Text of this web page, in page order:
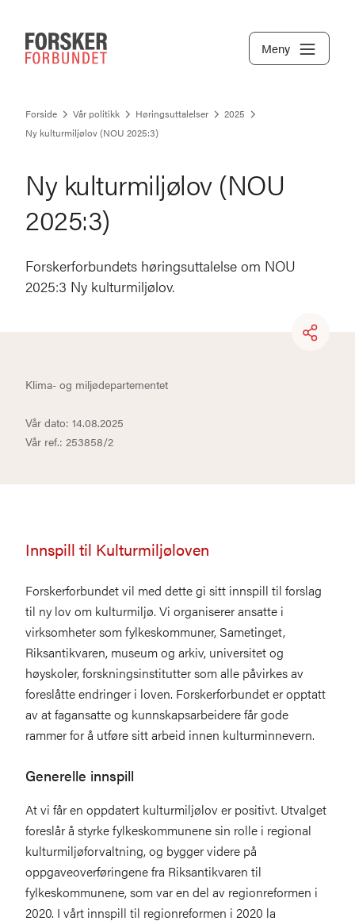
Meny
Forside Vår politikk Høringsuttalelser
2025
Ny kulturmiljølov (NOU 2025:3)
Ny kulturmiljølov (NOU
2025:3)
Forskerforbundets høringsuttalelse om NOU
2025:3 Ny kulturmiljølov.
Klima- og miljødepartementet
Vår dato: 14.08.2025
Vår ref.: 253858/2
Innspill til Kulturmiljøloven
Forskerforbundet vil med dette gi sitt innspill til forslag
til ny lov om kulturmiljø. Vi organiserer ansatte i
virksomheter som fylkeskommuner, Sametinget,
Riksantikvaren, museum og arkiv, universitet og
høyskoler, forskningsinstitutter som alle påvirkes av
foreslåtte endringer i loven. Forskerforbundet er opptatt
av at fagansatte og kunnskapsarbeidere får gode
rammer for å utføre sitt arbeid innen kulturminnevern.
Generelle innspill
At vi får en oppdatert kulturmiljølov er positivt. Utvalget
foreslår å styrke fylkeskommunene sin rolle i regional
kulturmiljøforvaltning, og bygger videre på
oppgaveoverføringene fra Riksantikvaren til
fylkeskommunene, som var en del av regionreformen i
2020. I vårt innspill til regionreformen i 2020 la